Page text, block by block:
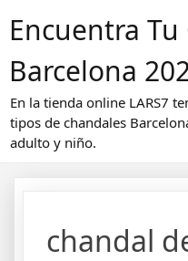
Encuentra
Barcelona
En la tienda online LARS7
tipos de chandales
adulto y niño.
chandal